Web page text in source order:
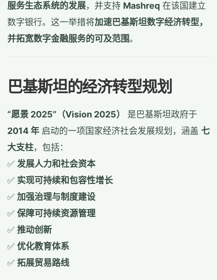
服务生态系统的发展，并支持 Mashreq 在该国建立
数字银行。这一举措将加速巴基斯坦数字经济转型，
并拓宽数字金融服务的可及范围。
巴基斯坦的经济转型规划
“愿景 2025”（Vision 2025）
是巴基斯坦政府于
2014 年 启动的一项国家经济社会发展规划，涵盖 七
大支柱，包括：
✅ 发展人力和社会资本
✅ 实现可持续和包容性增长
✅ 加强治理与制度建设
✅ 保障可持续资源管理
✅ 推动创新
✅ 优化教育体系
✅ 拓展贸易路线